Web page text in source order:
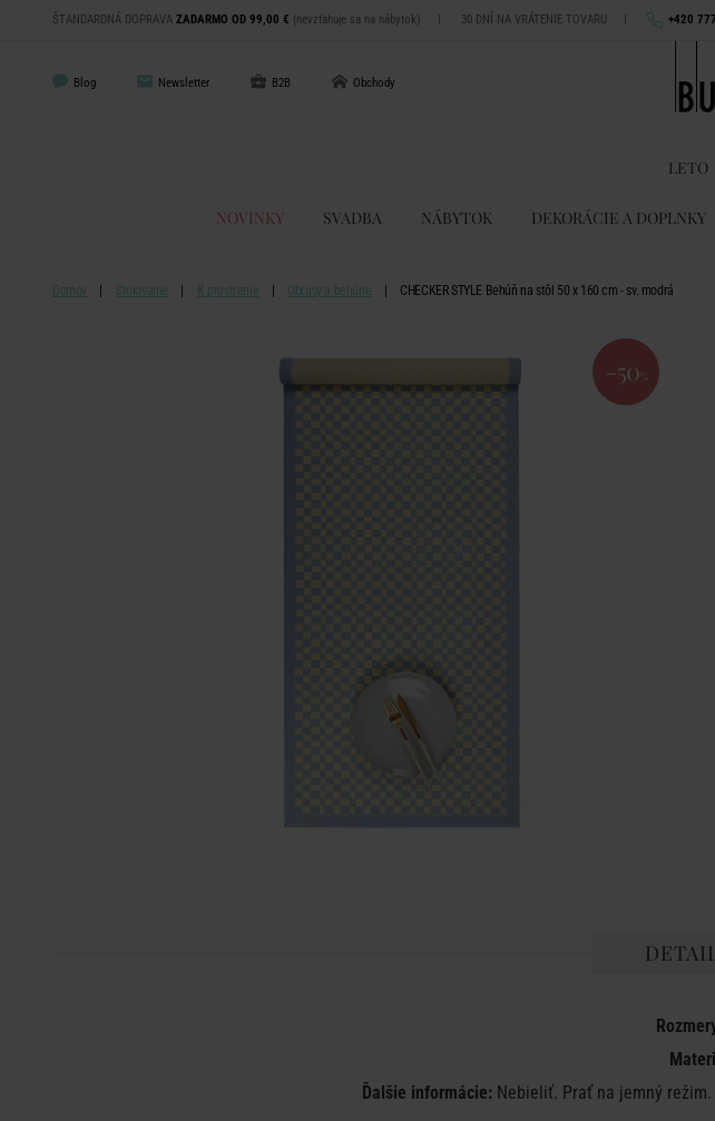
ŠTANDARDNÁ DOPRAVA ZADARMO OD 99,00 € (nevzťahuje sa na nábytok) | 30 DNÍ NA VRÁTENIE TOVARU | +420
Blog Newsletter B2B Obchody
LETO
NOVINKY SVADBA NÁBYTOK DEKORÁCIE A DOPLNKY
Domov Stolovanie K prostrenie Obrusy a behúne CHECKER STYLE Behúň na stôl 50 x 160 cm - sv. modrá
-50 %
Ďalšie informácie: Nebieliť. Prať na jemný